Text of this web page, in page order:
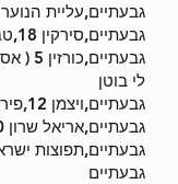
גבעתיים,עליית הנוער 27,דור אלון
גבעתיים,סירקין 18,טבע
לי בוטן
גבעתיים,ויצמן 12,פירות ארצנו
גבעתיים,אריאל שרון 10,יאלי בשכונה
גבעתיים